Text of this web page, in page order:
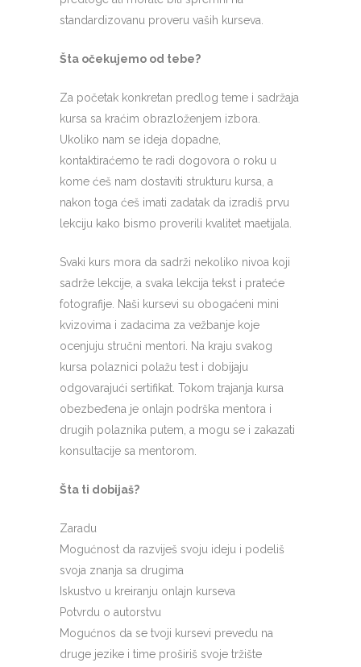
standardizovanu proveru vaših kurseva.
Šta očekujemo od tebe?
Za početak konkretan predlog teme i sadržaja
kursa sa kraćim obrazloženjem izbora.
Ukoliko nam se ideja dopadne,
kontaktiraćemo te radi dogovora o roku u
kome ćeš nam dostaviti strukturu kursa, a
nakon toga ćeš imati zadatak da izradiš prvu
lekciju kako bismo proverili kvalitet maetijala.
Svaki kurs mora da sadrži nekoliko nivoa koji
sadrže lekcije, a svaka lekcija tekst i prateće
fotografije. Naši kursevi su obogaćeni mini
kvizovima i zadacima za vežbanje koje
ocenjuju stručni mentori. Na kraju svakog
kursa polaznici polažu test i dobijaju
odgovarajući sertifikat. Tokom trajanja kursa
obezbeđena je onlajn podrška mentora i
drugih polaznika putem, a mogu se i zakazati
konsultacije sa mentorom.
Šta ti dobijaš?
Zaradu
Mogućnost da razviješ svoju ideju i podeliš
svoja znanja sa drugima
Iskustvo u kreiranju onlajn kurseva
Potvrdu o autorstvu
Mogućnos da se tvoji kursevi prevedu na
druge jezike i time proširiš svoje tržište